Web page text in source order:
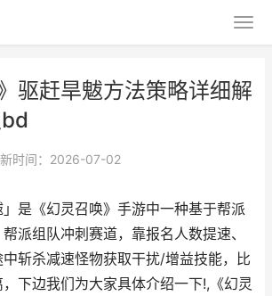
驱赶旱魃方法策略详细解
时间：2026-07-02
是《幻灵召唤》手游中一种基于帮派
派组队冲刺赛道，靠报名人数提速、
斩杀减速怪物获取干扰/增益技能，比
下边我们为大家具体介绍一下!,《幻灵